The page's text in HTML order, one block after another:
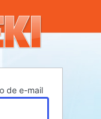
de e-mail